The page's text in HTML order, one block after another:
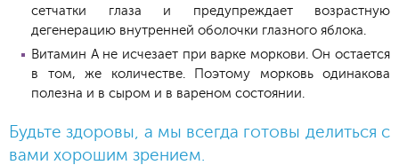
сетчатки глаза и предупреждает возрастную
дегенерацию внутренней оболочки глазного яблока.
Витамин А не исчезает при варке моркови. Он остается
в том, же количестве. Поэтому морковь одинакова
полезна и в сыром и в вареном состоянии.
Будьте здоровы, а мы всегда готовы делиться с
вами хорошим зрением.